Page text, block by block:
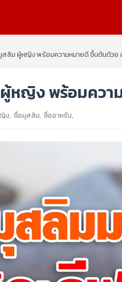
สลิม ผู้หญิง พร้อมความหมายดี ขึ้นต้นด้วย
หญิง พร้อมควา
ง, ชื่อมุสลิม, ชื่ออาหรับ,